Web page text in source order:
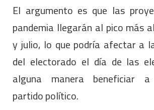
El argumento es que las
pandemia llegarán al pico más
y julio, lo que podría afectar a
del electorado el día de las
alguna manera beneficiar a
partido político.